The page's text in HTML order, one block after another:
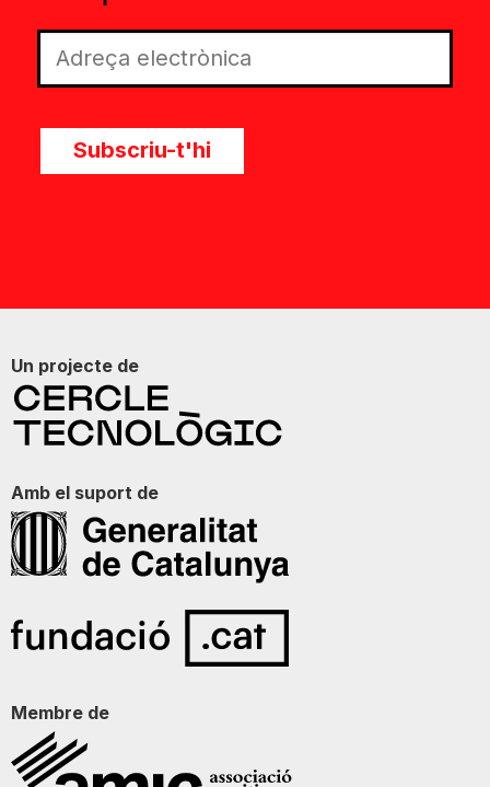
Subscriu-t'hi
Un projecte de
Amb el suport de
Membre de